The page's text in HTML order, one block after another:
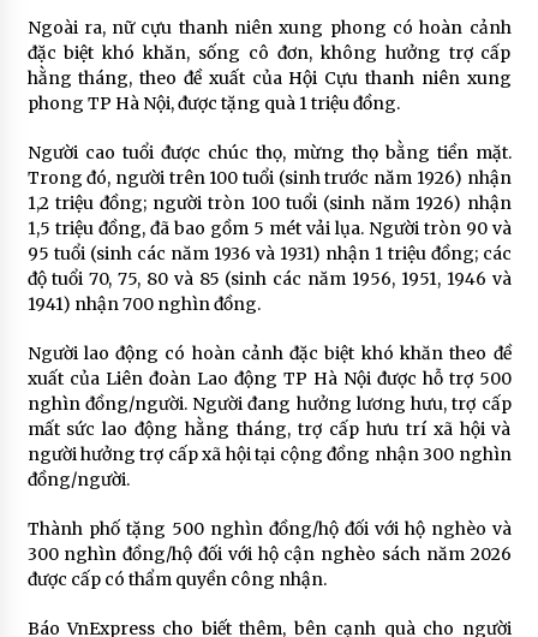
Ngoài ra, nữ cựu thanh niên xung phong có hoàn cảnh
đặc biệt khó khăn, sống cô đơn, không hưởng trợ cấp
hằng tháng, theo đề xuất của Hội Cựu thanh niên xung
phong TP Hà Nội, được tặng quà 1 triệu đồng.
Người cao tuổi được chúc thọ, mừng thọ bằng tiền mặt.
Trong đó, người trên 100 tuổi (sinh trước năm 1926) nhận
1,2 triệu đồng; người tròn 100 tuổi (sinh năm 1926) nhận
1,5 triệu đồng, đã bao gồm 5 mét vải lụa. Người tròn 90 và
95 tuổi (sinh các năm 1936 và 1931) nhận 1 triệu đồng; các
độ tuổi 70, 75, 80 và 85 (sinh các năm 1956, 1951, 1946 và
1941) nhận 700 nghìn đồng.
Người lao động có hoàn cảnh đặc biệt khó khăn theo đề
xuất của Liên đoàn Lao động TP Hà Nội được hỗ trợ 500
nghìn đồng/người. Người đang hưởng lương hưu, trợ cấp
mất sức lao động hằng tháng, trợ cấp hưu trí xã hội và
người hưởng trợ cấp xã hội tại cộng đồng nhận 300 nghìn
đồng/người.
Thành phố tặng 500 nghìn đồng/hộ đối với hộ nghèo và
300 nghìn đồng/hộ đối với hộ cận nghèo sách năm 2026
được cấp có thẩm quyền công nhận.
Báo VnExpress cho biết thêm, bên cạnh quà cho người